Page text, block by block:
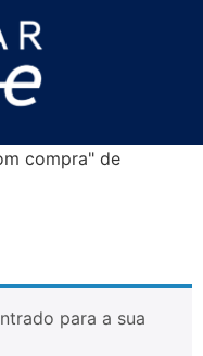
compra" de
para a sua